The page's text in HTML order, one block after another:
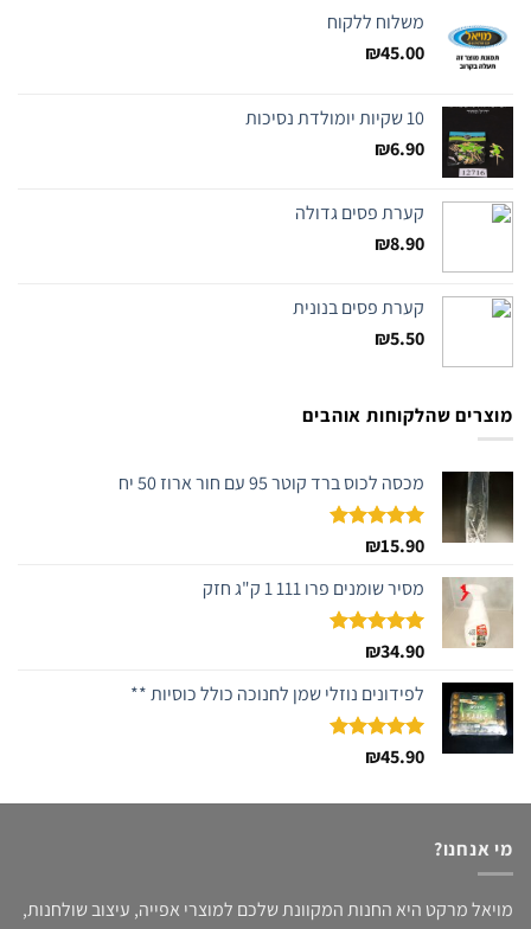
משלוח ללקוח
₪45.00
10 שקיות יומולדת נסיכות
₪6.90
קערת פסים גדולה
₪8.90
קערת פסים בנונית
₪5.50
מוצרים שהלקוחות אוהבים
מכסה לכוס ברד קוטר 95 עם חור ארוז 50 יח
דורג5.00
₪15.90
מסיר שומנים פרו 111 1 ק"ג חזק
דורג5.00
₪34.90
לפידונים נוזלי שמן לחנוכה כולל כוסיות **
דורג5.00
₪45.90
מי אנחנו?
מויאל מרקט היא החנות המקוונת שלכם למוצרי אפייה, עיצוב שולחנות,